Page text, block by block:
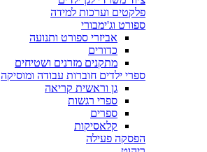
פלקטים וערכות למידה
ספורט וג'ימבורי
אביזרי ספורט ותנועה
כדורים
מתקנים מזרנים ושטיחים
ספרי ילדים חוברות עבודה ומוסיקה
גן וראשית קריאה
ספרי רגשות
ספרים
קלאסיקות
הפסקה פעילה